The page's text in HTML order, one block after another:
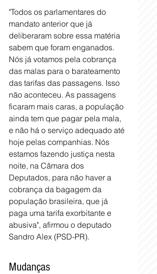
"Todos os parlamentares do
mandato anterior que já
deliberaram sobre essa matéria
sabem que foram enganados.
Nós já votamos pela cobrança
das malas para o barateamento
das tarifas das passagens. Isso
não aconteceu. As passagens
ficaram mais caras, a população
ainda tem que pagar pela mala,
e não há o serviço adequado até
hoje pelas companhias. Nós
estamos fazendo justiça nesta
noite, na Câmara dos
Deputados, para não haver a
cobrança da bagagem da
população brasileira, que já
paga uma tarifa exorbitante e
abusiva", afirmou o deputado
Sandro Alex (PSD-PR).
Mudanças